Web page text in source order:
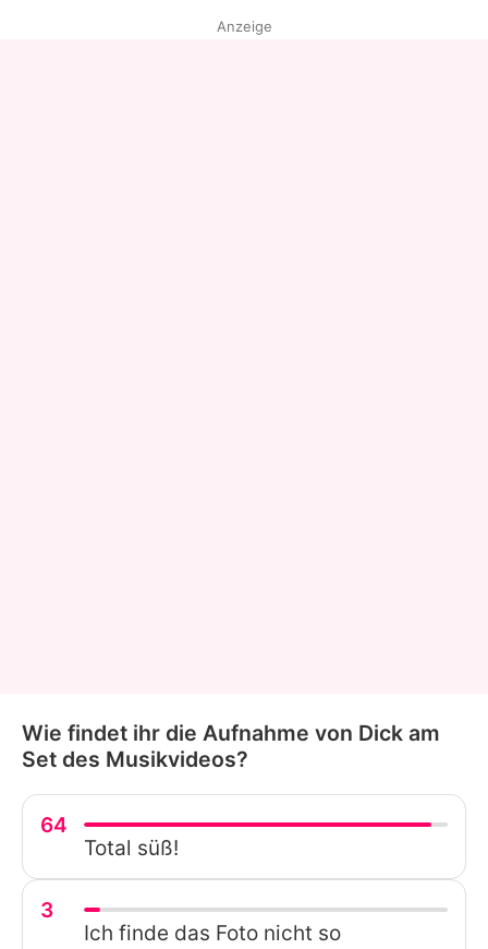
Anzeige
Wie findet ihr die Aufnahme von Dick am
Set des Musikvideos?
64
Total süß!
3
Ich finde das Foto nicht so